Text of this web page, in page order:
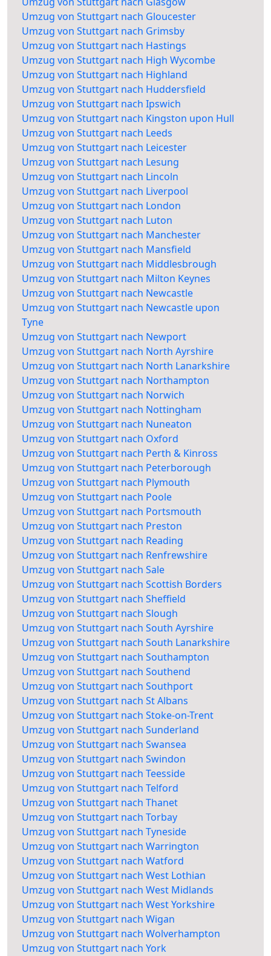
Umzug von Stuttgart nach Gloucester
Umzug von Stuttgart nach Grimsby
Umzug von Stuttgart nach Hastings
Umzug von Stuttgart nach High Wycombe
Umzug von Stuttgart nach Highland
Umzug von Stuttgart nach Huddersfield
Umzug von Stuttgart nach Ipswich
Umzug von Stuttgart nach Kingston upon Hull
Umzug von Stuttgart nach Leeds
Umzug von Stuttgart nach Leicester
Umzug von Stuttgart nach Lesung
Umzug von Stuttgart nach Lincoln
Umzug von Stuttgart nach Liverpool
Umzug von Stuttgart nach London
Umzug von Stuttgart nach Luton
Umzug von Stuttgart nach Manchester
Umzug von Stuttgart nach Mansfield
Umzug von Stuttgart nach Middlesbrough
Umzug von Stuttgart nach Milton Keynes
Umzug von Stuttgart nach Newcastle
Umzug von Stuttgart nach Newcastle upon
Tyne
Umzug von Stuttgart nach Newport
Umzug von Stuttgart nach North Ayrshire
Umzug von Stuttgart nach North Lanarkshire
Umzug von Stuttgart nach Northampton
Umzug von Stuttgart nach Norwich
Umzug von Stuttgart nach Nottingham
Umzug von Stuttgart nach Nuneaton
Umzug von Stuttgart nach Oxford
Umzug von Stuttgart nach Perth & Kinross
Umzug von Stuttgart nach Peterborough
Umzug von Stuttgart nach Plymouth
Umzug von Stuttgart nach Poole
Umzug von Stuttgart nach Portsmouth
Umzug von Stuttgart nach Preston
Umzug von Stuttgart nach Reading
Umzug von Stuttgart nach Renfrewshire
Umzug von Stuttgart nach Sale
Umzug von Stuttgart nach Scottish Borders
Umzug von Stuttgart nach Sheffield
Umzug von Stuttgart nach Slough
Umzug von Stuttgart nach South Ayrshire
Umzug von Stuttgart nach South Lanarkshire
Umzug von Stuttgart nach Southampton
Umzug von Stuttgart nach Southend
Umzug von Stuttgart nach Southport
Umzug von Stuttgart nach St Albans
Umzug von Stuttgart nach Stoke-on-Trent
Umzug von Stuttgart nach Sunderland
Umzug von Stuttgart nach Swansea
Umzug von Stuttgart nach Swindon
Umzug von Stuttgart nach Teesside
Umzug von Stuttgart nach Telford
Umzug von Stuttgart nach Thanet
Umzug von Stuttgart nach Torbay
Umzug von Stuttgart nach Tyneside
Umzug von Stuttgart nach Warrington
Umzug von Stuttgart nach Watford
Umzug von Stuttgart nach West Lothian
Umzug von Stuttgart nach West Midlands
Umzug von Stuttgart nach West Yorkshire
Umzug von Stuttgart nach Wigan
Umzug von Stuttgart nach Wolverhampton
Umzug von Stuttgart nach York